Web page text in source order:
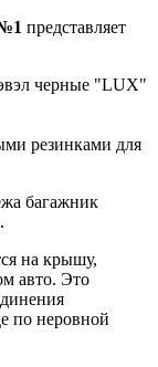
представляет
черные "LUX"
резинками для
багажник
на крышу,
авто. Это
по неровной